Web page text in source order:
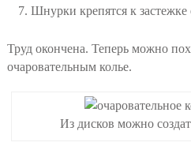
Шнурки крепятся к
Труд окончена. Теперь можно
очаровательным колье.
Из дисков можно